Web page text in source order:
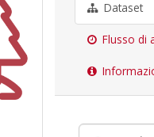
Dataset
Flusso di